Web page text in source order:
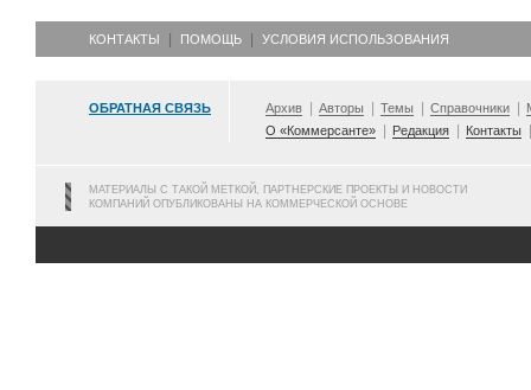
КОНТАКТЫ ПОМОЩЬ УСЛОВИЯ ИСПОЛЬЗОВАНИЯ
ОБРАТНАЯ СВЯЗЬ Архив Авторы Темы Справочники
О «Коммерсанте»
Редакция Контакты
МАТЕРИАЛЫ С ТАКОЙ МЕТКОЙ, ПАРТНЕРСКИЕ ПРОЕКТЫ И НОВОСТИ
КОМПАНИЙ ОПУБЛИКОВАНЫ НА КОММЕРЧЕСКОЙ ОСНОВЕ